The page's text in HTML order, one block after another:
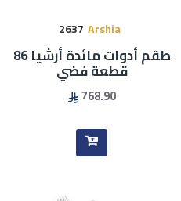
Arshia
2637
طقم أدوات مائدة أرشيا 86
قطعة فضي
768.90